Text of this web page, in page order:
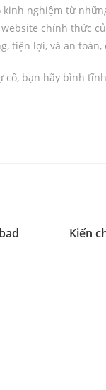
kinh nghiệm từ
chính thức
tiện lợi, và an
cố, bạn hãy bình
Kiến